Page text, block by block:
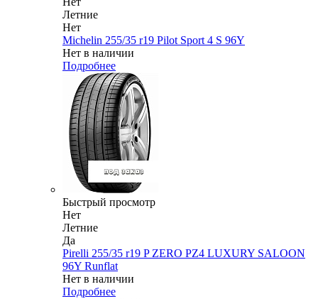
Летние
Нет
Michelin 255/35 r19 Pilot Sport 4 S 96Y
Нет в наличии
Подробнее
Быстрый просмотр
Нет
Летние
Да
Pirelli 255/35 r19 P ZERO PZ4 LUXURY SALOON
96Y Runflat
Нет в наличии
Подробнее